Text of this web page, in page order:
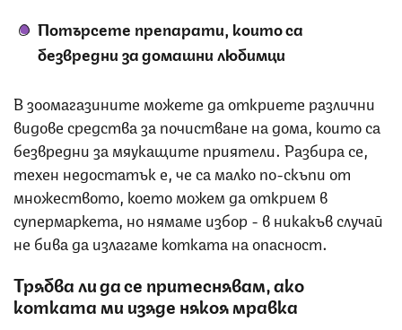
Потърсете препарати, които са
безвредни за домашни любимци
В зоомагазините можете да откриете различни
видове средства за почистване на дома, които са
безвредни за мяукащите приятели. Разбира се,
техен недостатък е, че са малко по-скъпи от
множеството, което можем да открием в
супермаркета, но нямаме избор - в никакъв случай
не бива да излагаме котката на опасност.
Трябва ли да се притеснявам, ако
котката ми изяде някоя мравка